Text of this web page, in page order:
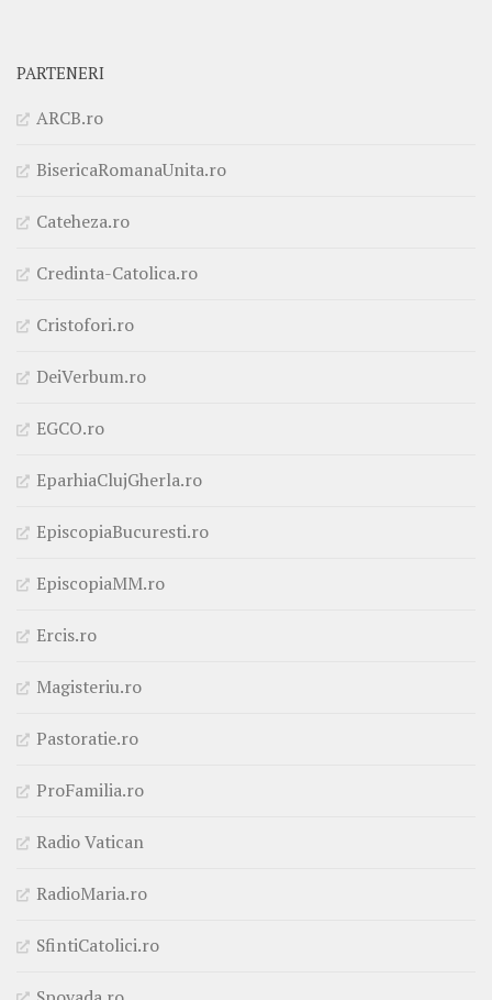
PARTENERI
ARCB.ro
BisericaRomanaUnita.ro
Cateheza.ro
Credinta-Catolica.ro
Cristofori.ro
DeiVerbum.ro
EGCO.ro
EparhiaClujGherla.ro
EpiscopiaBucuresti.ro
EpiscopiaMM.ro
Ercis.ro
Magisteriu.ro
Pastoratie.ro
ProFamilia.ro
Radio Vatican
RadioMaria.ro
SfintiCatolici.ro